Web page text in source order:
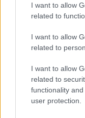
I want to allow
related to
I want to allow
related to
I want to allow
related to
functionality
user protection.
Ashley